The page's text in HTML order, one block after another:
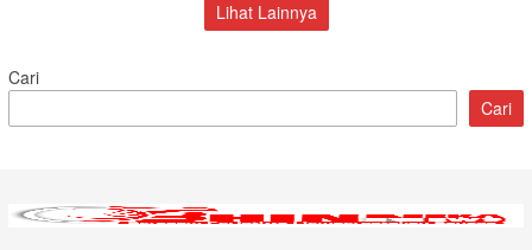
Lihat Lainnya
Cari
Cari